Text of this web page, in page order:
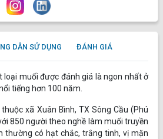
DẪN SỬ DỤNG ĐÁNH GIÁ
loại muối được đánh giá là ngon nhất ở
tiếng hơn 100 năm.
xã Xuân Bình, TX Sông Cầu (Phú
850 người theo nghề làm muối truyền
thường có hạt chắc, trắng tinh, vị mặn